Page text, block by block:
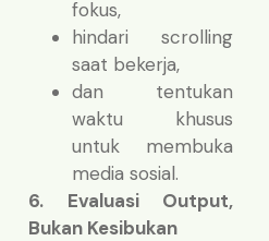
fokus,
hindari scrolling
saat bekerja,
dan tentukan
waktu khusus
untuk membuka
media sosial.
6. Evaluasi Output,
Bukan Kesibukan